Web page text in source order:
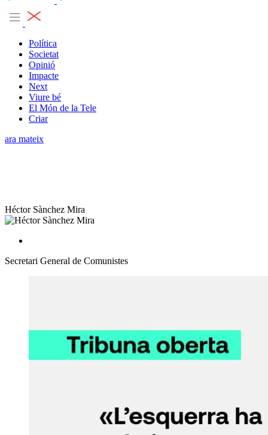
Política
Societat
Opinió
Impacte
Next
Viure bé
El Món de la Tele
Criar
ara mateix
Héctor Sànchez Mira
Secretari General de Comunistes